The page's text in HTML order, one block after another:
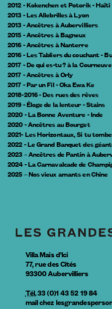
2012 - Kokenchen et Potorik - Haïti
2013 - Les Allebrilles à Lyon
2013 - Ancêtres à Aubervilliers
2015 - Ancêtres à Bagneux
2016 - Ancêtres à Nanterre
2016 - Les Tabliers du couchant -
2017 - De qui es-tu ? à la Courneuve
2017 - Ancêtres à Orly
2017 - Par un Fil - Oka Ewa Ke
2018-2016 - Des rues des rêves
2019 - Éloge de la lenteur - Stains
2020 - La Bonne Aventure - Inde
2020 - Ancêtres au Bourget
2021- Les Horizontaux, Si tu
2022 - Le Grand Banquet des
2023 – Ancêtres de Pantin à
2024 - La Carnavalcade de
2025 – Nos vieux amants en Chine
Villa Mais d’Ici
77, rue des Cités
93300Aubervilliers
Tél.33 (0)1 43 52 19 84
mailchez